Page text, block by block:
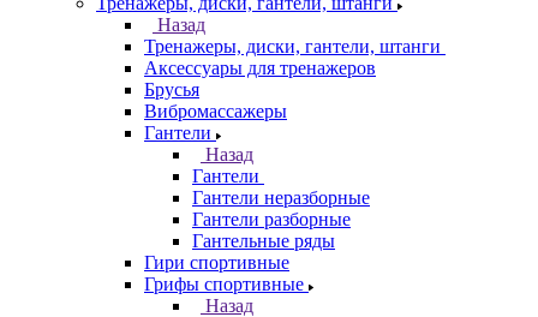
Назад
Тренажеры, диски, гантели, штанги
Аксессуары для тренажеров
Брусья
Вибромассажеры
Гантели
Назад
Гантели
Гантели неразборные
Гантели разборные
Гантельные ряды
Гири спортивные
Грифы спортивные
Назад